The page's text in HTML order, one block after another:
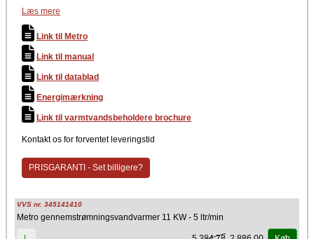
Producent
Metro Therm
Gennemstrømsvandvarmer fra Danmarks populære brand Metro
Therm
Læs mere
Link til Metro
Link til manual
Link til datablad
Energimærkning
Link til varmtvandsbeholdere brochure
Kontakt os for forventet leveringstid
PRISGARANTI - Set billigere?
VVS nr. 345141410
Metro gennemstrømningsvandvarmer 11 KW - 5 ltr/min